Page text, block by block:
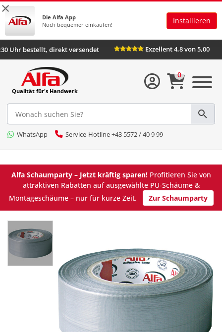
×
Die Alfa App
Noch bequemer einkaufen!
Installieren
Bis 16:30 Uhr bestellt, direkt versendet Exzellent 4,8
Qualität für's Handwerk
WhatsApp Service-Hotline +43 5572 / 40 9 99
0
Alfa Schaumparty – Jetzt kräftig sparen!Profitieren Sie von
attraktiven Rabatten auf ausgewählte PU-Schäume &
Montageschäume – nur für kurze Zeit.
Zur Schaumparty